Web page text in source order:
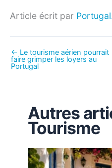
Article écrit par
← Le tourisme aérien pourrait
faire grimper les loyers au
Portugal
Autres
Tourisme